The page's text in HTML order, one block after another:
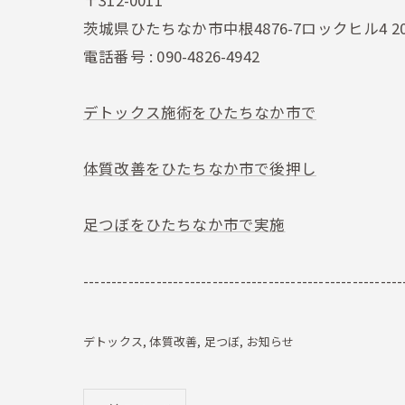
茨城県ひたちなか市中根4876-7ロックヒル4
電話番号 : 090-4826-4942
デトックス施術をひたちなか市で
体質改善をひたちなか市で後押し
足つぼをひたちなか市で実施
デトックス 体質改善 足つぼ お知らせ